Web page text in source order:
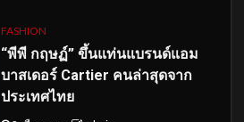
FASHION
“พีพี กฤษฏ์” ขึ้นแท่นแบรนด์แอม
บาสเดอร์ Cartier คนล่าสุดจาก
ประเทศไทย